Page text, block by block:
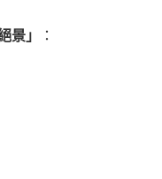
景」
：